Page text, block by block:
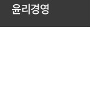
윤리경영